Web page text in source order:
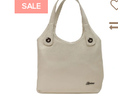
SALE